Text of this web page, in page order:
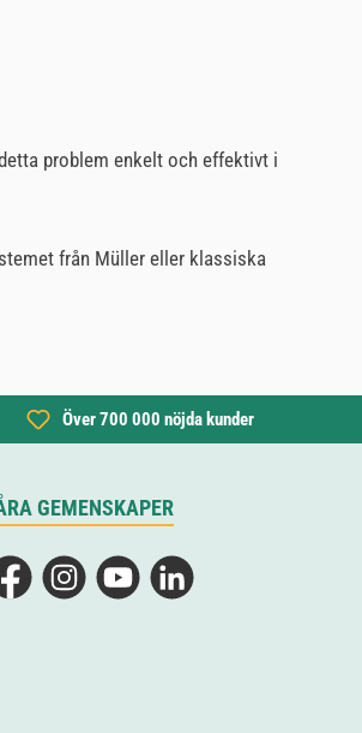
problem enkelt och effektivt i
från Müller eller klassiska
Över 700 000 nöjda kunder
GEMENSKAPER
InstagramYouTubeLinkedIn